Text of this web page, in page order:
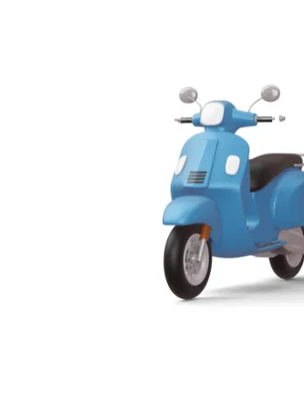
mạt men sứ trắng sáng trong suốt thời
khuẩn Ag+, các ion Ag+ ngăn